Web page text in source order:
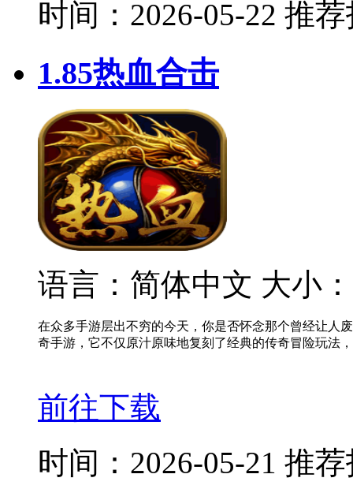
时间：2026-05-22 推
1.85热血合击
语言：简体中文 大小
在众多手游层出不穷的今天，你是否怀念那个曾经让人
奇手游，它不仅原汁原味地复刻了经典的传奇冒险玩法
前往下载
时间：2026-05-21 推